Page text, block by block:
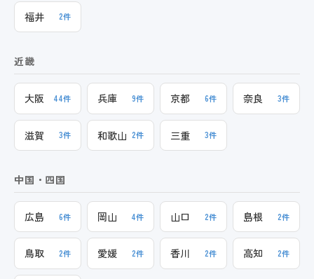
福井 2件
近畿
大阪 44件 兵庫 9件 京都 6件 奈良 3件
滋賀 3件 和歌山 2件 三重 3件
中国・四国
広島 6件 岡山 4件 山口 2件 島根 2件
鳥取 2件 愛媛 2件 香川 2件 高知 2件